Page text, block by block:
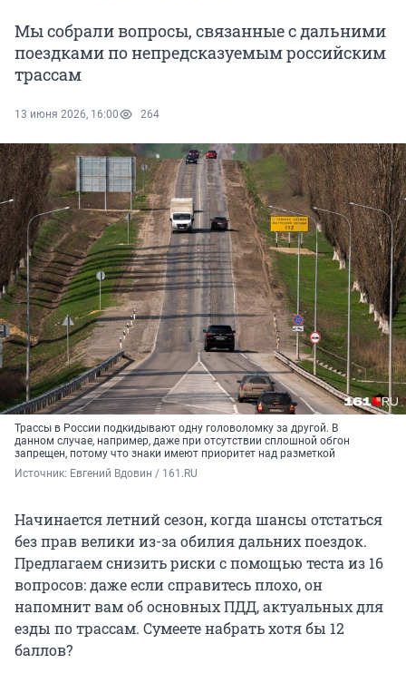
Мы собрали вопросы, связанные с дальними
поездками по непредсказуемым российским
трассам
13 июня 2026, 16:00 264
Трассы в России подкидывают одну головоломку за другой. В
данном случае, например, даже при отсутствии сплошной обгон
запрещен, потому что знаки имеют приоритет над разметкой
Источник: Евгений Вдовин / 161.RU
Начинается летний сезон, когда шансы отстаться
без прав велики из-за обилия дальних поездок.
Предлагаем снизить риски с помощью теста из 16
вопросов: даже если справитесь плохо, он
напомнит вам об основных ПДД, актуальных для
езды по трассам. Сумеете набрать хотя бы 12
баллов?